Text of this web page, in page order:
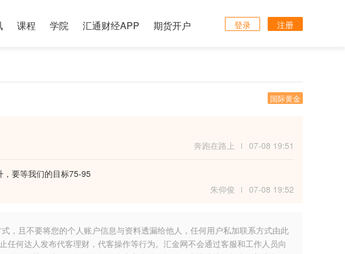
课程 学院 汇通财经APP 期货开户 登录 注册
国际黄金
奔跑在路上
07-08 19:51
，要等我们的目标75-95
朱仰俊
07-08 19:52
，且不要将您的个人账户信息与资料透漏给他人，任何用户私加联系方式由此
任何达人发布代客理财，代客操作等行为。汇金网不会通过客服和工作人员向